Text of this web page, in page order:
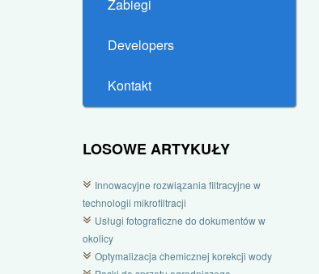
Zabiegi
Developers
Kontakt
LOSOWE ARTYKUŁY
Innowacyjne rozwiązania filtracyjne w
technologii mikrofiltracji
Usługi fotograficzne do dokumentów w
okolicy
Optymalizacja chemicznej korekcji wody